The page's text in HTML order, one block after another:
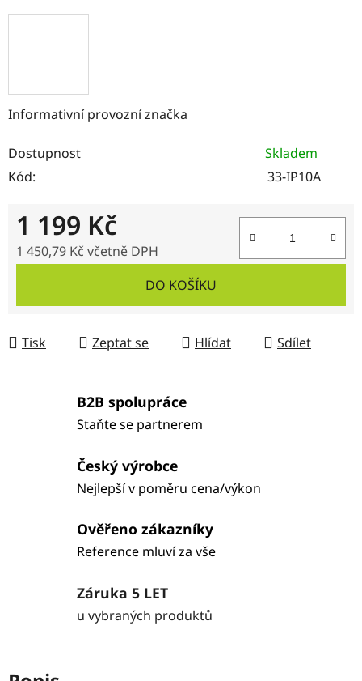
Informativní provozní značka
Dostupnost
Skladem
Kód:
33-IP10A
1 199 Kč
1 450,79 Kč včetně DPH
DO KOŠÍKU
Tisk Zeptat se Hlídat Sdílet
B2B spolupráce
Staňte se partnerem
Český výrobce
Nejlepší v poměru cena/výkon
Ověřeno zákazníky
Reference mluví za vše
Záruka 5 LET
u vybraných produktů